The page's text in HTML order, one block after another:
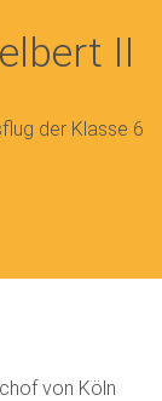
II
der Klasse 6
von Köln